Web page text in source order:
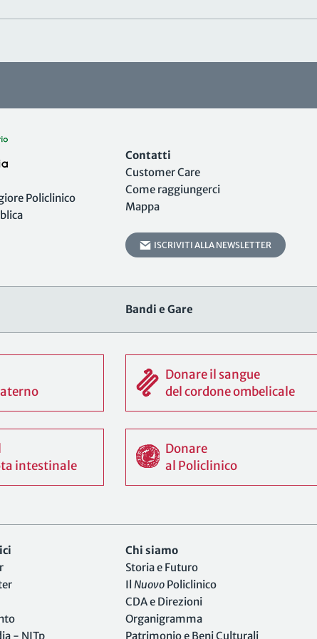
Policlinico
Contatti
Customer Care
Come raggiungerci
Mappa
ISCRIVITI ALLA NEWSLETTER
Bandi e Gare
Donare il sangue
del cordone ombelicale
intestinale
Donare
al Policlinico
- NITp
Chi siamo
Storia e Futuro
Il NuovoPoliclinico
CDA e Direzioni
Organigramma
Patrimonio e Beni Culturali